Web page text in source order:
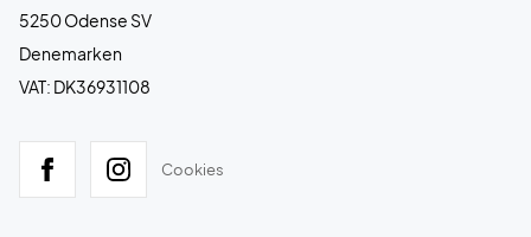
5250 Odense SV
Denemarken
VAT: DK36931108
Cookies